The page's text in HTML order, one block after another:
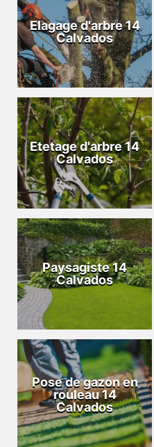
Elagage d'arbre 14
Calvados
Etetage d'arbre 14
Calvados
Paysagiste 14
Calvados
Pose de gazon en
rouleau 14
Calvados